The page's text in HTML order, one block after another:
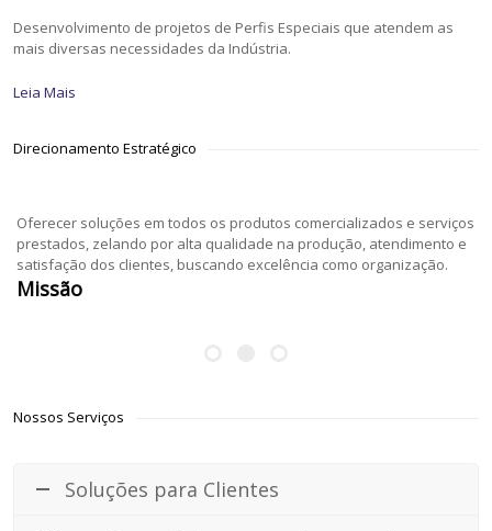
Desenvolvimento de projetos de Perfis Especiais que atendem as
mais diversas necessidades da Indústria.
Leia Mais
Direcionamento Estratégico
Oferecer soluções em todos os produtos comercializados e serviços
prestados, zelando por alta qualidade na produção, atendimento e
satisfação dos clientes, buscando excelência como organização.
Missão
Nossos Serviços
Soluções para Clientes